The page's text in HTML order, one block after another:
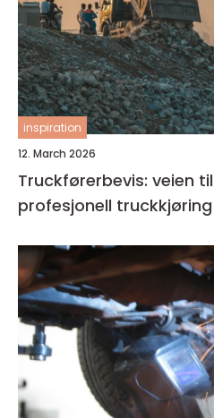
inspiration
12. March 2026
Truckførerbevis: veien
profesjonell truckkjøring